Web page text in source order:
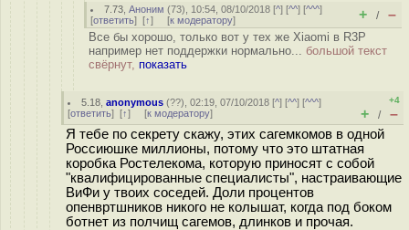
7.73 ,Аноним (73), 10:54, 08/10/2018 [^] [^^] [^^^]
[ответить] [↑] [к модератору] + / –
Все бы хорошо, только вот у тех же Xiaomi в R3P
например нет поддержки нормально... большой текст
свёрнут, показать
5.18 ,anonymous (??), 02:19, 07/10/2018 [^] [^^] [^^^]
[ответить] [↑] [к модератору]
+4
+ / –
Я тебе по секрету скажу, этих сагемкомов в одной
Россиюшке миллионы, потому что это штатная
коробка Ростелекома, которую приносят с собой
"квалифицированные специалисты", настраивающие
ВиФи у твоих соседей. Доли процентов
опенвртшников никого не колышат, когда под боком
ботнет из полчищ сагемов, длинков и прочая.